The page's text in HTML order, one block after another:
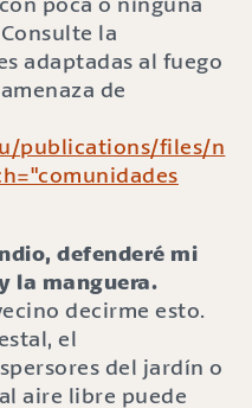
la
adaptadas al fuego
de
publications/files/n
defenderé mi
la manguera.
decirme esto.
el
del jardín o
aire libre puede